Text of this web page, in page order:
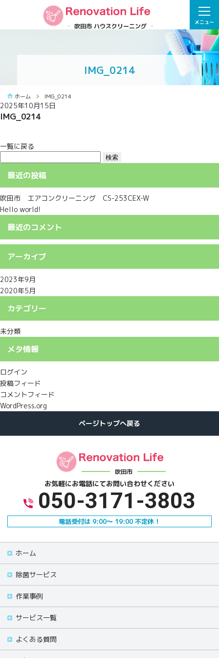
吹田市 ハウスクリーニング メニュー
IMG_0214
ホーム IMG_0214
2025年10月15日
IMG_0214
一覧に戻る
索:
最近の投稿
吹田市 エアコンクリーニング CS-253CEX-W
Hello world!
最近のコメント
アーカイブ
2023年9月
2020年5月
カテゴリー
未分類
メタ情報
ログイン
投稿フィード
コメントフィード
WordPress.org
吹田市
お気軽にお電話にてお問い合わせください
050-3171-3803
電話受付は 9:00～ 19:00 不定休！
ホーム
除菌サービス
作業事例
サービス一覧
よくある質問